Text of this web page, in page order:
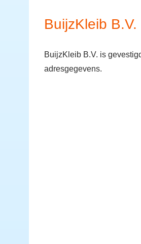
BuijzKleib B.V.
BuijzKleib B.V. is
adresgegevens.